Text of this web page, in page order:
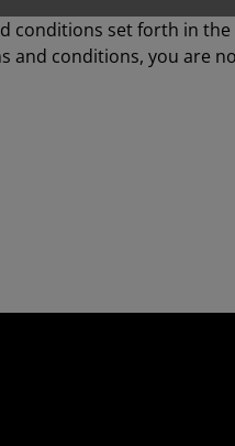
conditions set forth in the
and conditions, you are